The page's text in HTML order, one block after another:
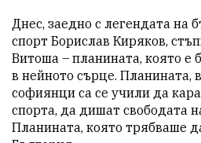
Днес, заедно с легендата на
спорт Борислав Киряков,
Витоша – планината, която е
в нейното сърце. Планината,
софиянци са се учили да
спорта, да дишат свободата
Планината, която трябваше